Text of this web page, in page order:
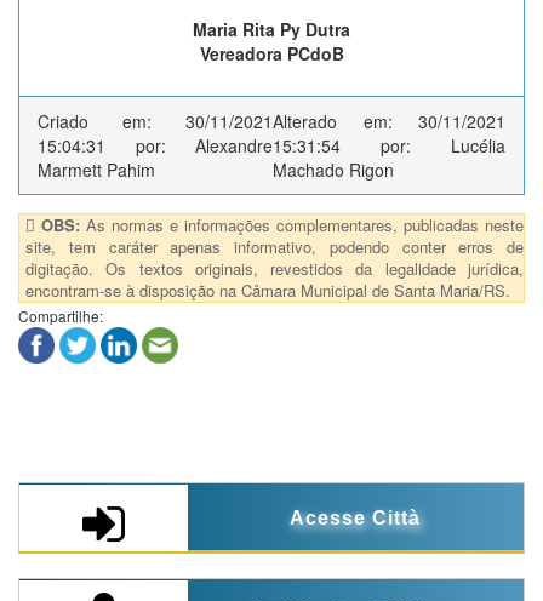
Maria Rita Py Dutra
Vereadora PCdoB
Criado em: 30/11/2021
15:04:31 por: Alexandre
Marmett Pahim
Alterado em: 30/11/2021
15:31:54 por: Lucélia
Machado Rigon
OBS: As normas e informações complementares, publicadas neste
site, tem caráter apenas informativo, podendo conter erros de
digitação. Os textos originais, revestidos da legalidade jurídica,
encontram-se à disposição na Câmara Municipal de Santa Maria/RS.
Compartilhe:
Acesse Città